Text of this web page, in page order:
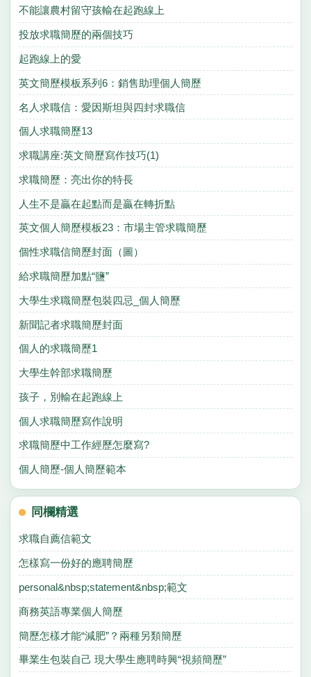
不能讓農村留守孩輸在起跑線上
投放求職簡歷的兩個技巧
起跑線上的愛
英文簡歷模板系列6：銷售助理個人簡歷
名人求職信：愛因斯坦與四封求職信
個人求職簡歷13
求職講座:英文簡歷寫作技巧(1)
求職簡歷：亮出你的特長
人生不是贏在起點而是贏在轉折點
英文個人簡歷模板23：市場主管求職簡歷
個性求職信簡歷封面（圖）
給求職簡歷加點“鹽”
大學生求職簡歷包裝四忌_個人簡歷
新聞記者求職簡歷封面
個人的求職簡歷1
大學生幹部求職簡歷
孩子，別輸在起跑線上
個人求職簡歷寫作說明
求職簡歷中工作經歷怎麼寫?
個人簡歷-個人簡歷範本
同欄精選
求職自薦信範文
怎樣寫一份好的應聘簡歷
personal&nbsp;statement&nbsp;範文
商務英語專業個人簡歷
簡歷怎樣才能“減肥”？兩種另類簡歷
畢業生包裝自己 現大學生應聘時興“視頻簡歷”